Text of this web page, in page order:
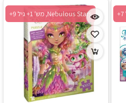
Nebulous Stars, מש' 1+ גיל 9+